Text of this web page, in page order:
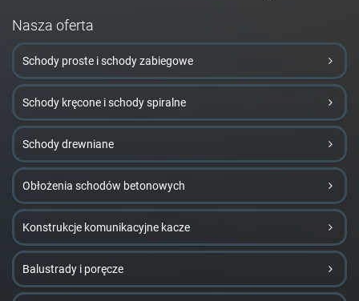
Nasza oferta
Schody proste i schody zabiegowe
Schody kręcone i schody spiralne
Schody drewniane
Obłożenia schodów betonowych
Konstrukcje komunikacyjne kacze
Balustrady i poręcze